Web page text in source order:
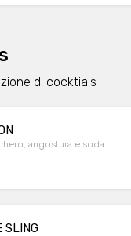
di cocktials
angostura e soda
SLING